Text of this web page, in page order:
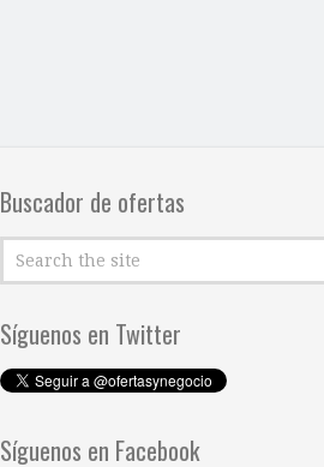
Buscador de ofertas
Síguenos en Twitter
Síguenos en Facebook